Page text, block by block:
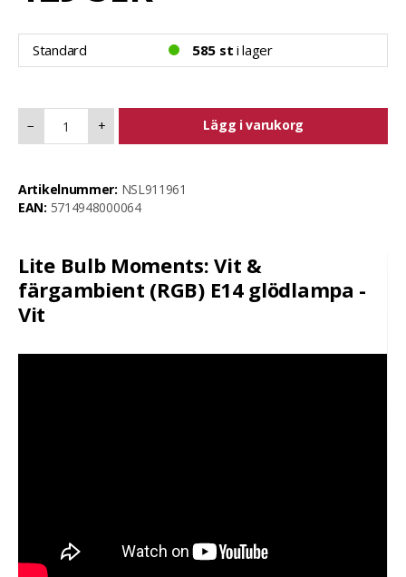
Lite Bulb Moments: Vit &
färgambient (RGB) E14 glödlampa -
Vit
Standard 585 st i lager
− + Lägg i varukorg
Artikelnummer: NSL911961
EAN: 5714948000064